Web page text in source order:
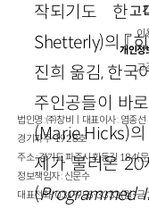
작되기도 한
Shetterly)의 『
진희 옮김, 한국
주인공들이 바
(Marie Hicks)의
제가 불러온 20
(Programmed
고
이
개인정
고
법인명 : ㈜창비ㅣ대표이사 : 염종
경기파주-1928호
주소 : 경기도 파주시 회동길
정보책임자 : 신문수
대표전화 : 031-955-3333(월~금